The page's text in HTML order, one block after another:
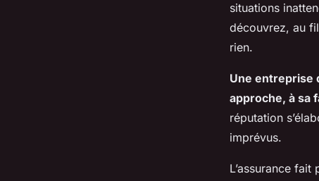
situations
découvrez, au
rien.
Une entreprise
approche, à sa
réputation
imprévus.
L’assurance